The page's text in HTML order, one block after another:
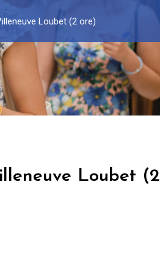
Loubet (2 ore)
Loubet (2